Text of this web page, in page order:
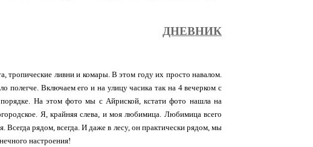
ДНЕВНИК
тропические ливни и комары. В этом году их просто навалом.
полегче. Включаем его и на улицу часика так на 4 вечерком с
На этом фото мы с Айриской, кстати фото нашла на
Я, крайняя слева, и моя любимица. Любимица всего
Всегда рядом, всегда. И даже в лесу, он практически рядом, мы
настроения!